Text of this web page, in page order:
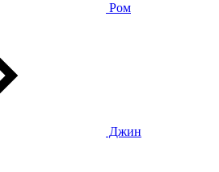
Ром
Джин